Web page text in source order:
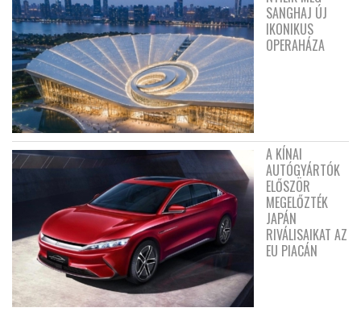
SANGHAJ ÚJ
IKONIKUS
OPERAHÁZA
A KÍNAI
AUTÓGYÁRTÓK
ELŐSZÖR
MEGELŐZTÉK
JAPÁN
RIVÁLISAIKAT AZ
EU PIACÁN